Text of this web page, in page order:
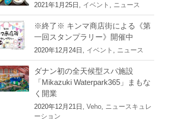
2021年1月25日, イベント ニュース
※終了※ キンマ商店街による《第
一回スタンプラリー》開催中
2020年12月24日, イベント ニュース
ダナン初の全天候型スパ施設
「Mikazuki Waterpark365」まもな
く開業
2020年12月21日, Veho
ニュースキュレ
ーション